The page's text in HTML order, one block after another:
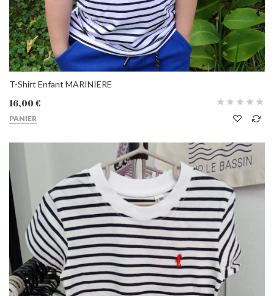
T-Shirt Enfant MARINIERE
16,00 €
PANIER